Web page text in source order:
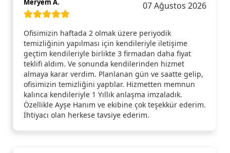
Meryem A. 07 Ağustos 2026
Ofisimizin haftada 2 olmak üzere periyodik
temizliğinin yapılması için kendileriyle iletişime
geçtim kendileriyle birlikte 3 firmadan daha fiyat
teklifi aldım. Ve sonunda kendilerinden hizmet
almaya karar verdim. Planlanan gün ve saatte gelip,
ofisimizin temizliğini yaptılar. Hizmetten memnun
kalınca kendileriyle 1 Yıllık anlaşma imzaladık.
Özellikle Ayşe Hanım ve ekibine çok teşekkür ederim.
İhtiyacı olan herkese tavsiye ederim.